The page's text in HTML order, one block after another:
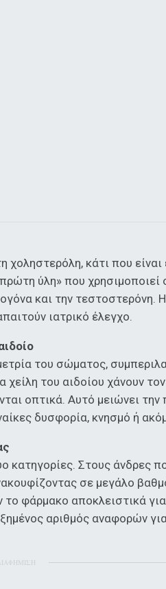
κάτι που είναι
ύλη» που χρησιμοποιεί
και την τεστοστερόνη.
ιατρικό έλεγχο.
του σώματος,
του αιδοίου χάνουν
οπτικά. Αυτό μειώνει
δυσφορία, κνησμό ή
κατηγορίες. Στους άνδρες
σε μεγάλο
το φάρμακο αποκλειστικά
αριθμός αναφορών